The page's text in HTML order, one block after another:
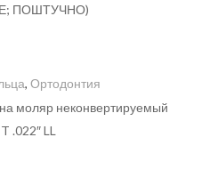
ПОШТУЧНО)
, Ортодонтия
моляр неконвертируемый
.022″ LL